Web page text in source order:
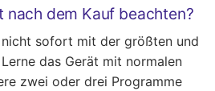
nach dem Kauf beachten?
sofort mit der größten und
das Gerät mit normalen
zwei oder drei Programme